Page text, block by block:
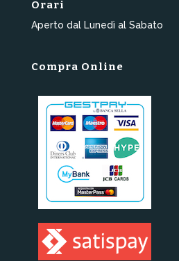
Orari
Aperto dal Lunedì al Sabato
Compra Online